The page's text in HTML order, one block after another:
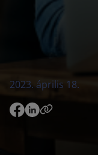
2023. április 18.